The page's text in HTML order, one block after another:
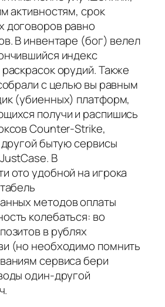
активностям, срок
договоров равно
В инвентаре (бог) велел
индекс
орудий. Также
с целью вы равным
(убиенных) платформ,
получи и распишись
Counter-Strike,
другой бытую сервисы
В
ото удобной на игрока
методов оплаты
колебаться: во
в рублях
(но необходимо помнить
сервиса бери
один-другой